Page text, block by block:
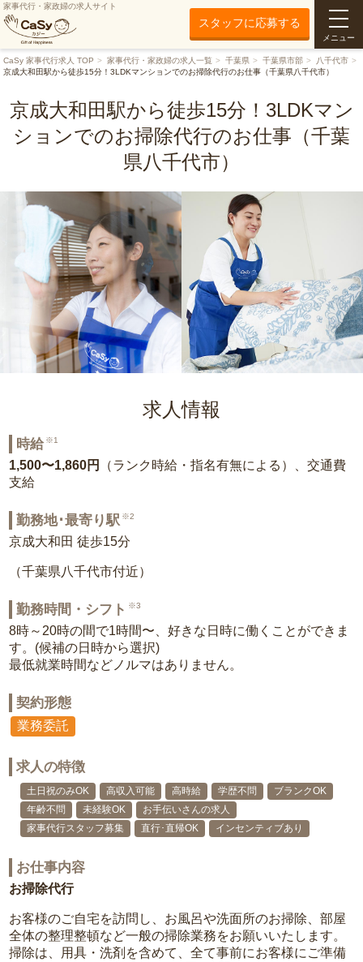
家事代行・家政婦の求人サイト
スタッフに応募する
メニュー
CaSy 家事代行求人 TOP 家事代行・家政婦の求人一覧 千葉県 千葉県市部
八千代市
京成大和田駅から徒歩15分！3LDKマンションでのお掃除代行のお仕事（千葉県八千代市）
京成大和田駅から徒歩15分！3LDKマン
ションでのお掃除代行のお仕事（千葉
県八千代市）
求人情報
時給 ※1
1,500〜1,860円
（ランク時給・指名有無による）、交通費
支給
勤務地･最寄り駅 ※2
京成大和田 徒歩15分
（千葉県八千代市付近）
勤務時間・シフト ※3
8時～20時の間で1時間〜、好きな日時に働くことができま
す。(候補の日時から選択)
最低就業時間などノルマはありません。
契約形態
業務委託
求人の特徴
土日祝のみOK 高収入可能 高時給 学歴不問
ブランクOK
年齢不問
未経験OK
お手伝いさんの求人
家事代行スタッフ募集
直行･直帰OK インセンティブあり
お仕事内容
お掃除代行
お客様のご自宅を訪問し、お風呂や洗面所のお掃除、部屋
全体の整理整頓など一般の掃除業務をお願いいたします。
掃除は、用具・洗剤を含めて、全て事前にお客様にご準備